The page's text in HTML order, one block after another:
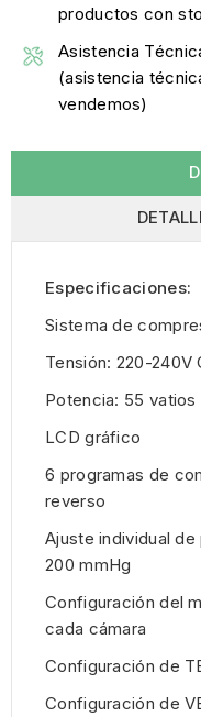
productos con
Asistencia
(asistencia
vendemos)
Especificaciones:
Sistema de
Tensión: 220-240V
Potencia: 55 vatios
LCD gráfico
6 programas de
reverso
Ajuste individual
200 mmHg
Configuración del
cada cámara
Configuración de
Configuración de